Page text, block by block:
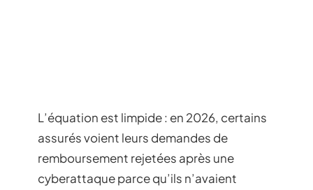
L’équation est limpide : en 2026, certains
assurés voient leurs demandes de
remboursement rejetées après une
cyberattaque parce qu’ils n’avaient